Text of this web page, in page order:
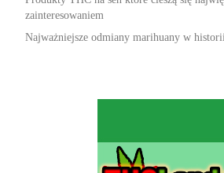
zainteresowaniem
Najważniejsze odmiany marihuany w